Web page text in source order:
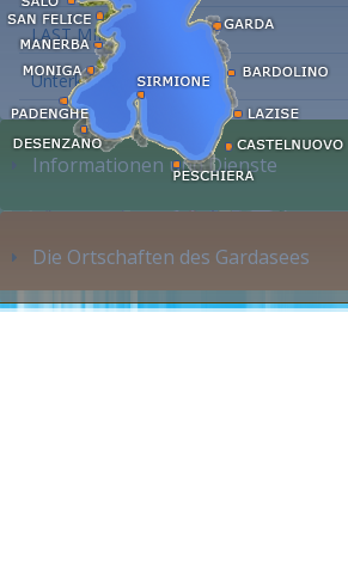
LAST MINUTE
Unterkunft suchen...
Informationen und Dienste
Die Ortschaften des Gardasees